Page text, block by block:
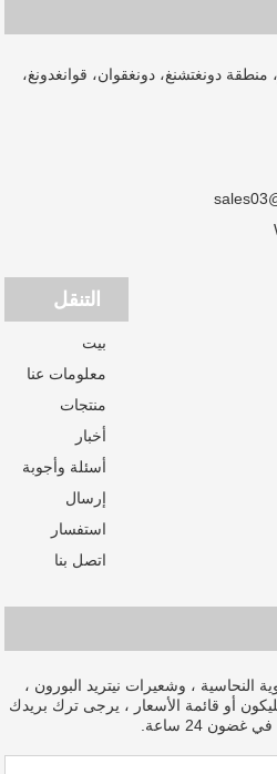
دونغتشنغ، دونغقوان، قوانغدونغ،
التنقل
بيت
معلومات عنا
منتجات
أخبار
أسئلة وأجوبة
إرسال
استفسار
اتصل بنا
النحاسية ، وشعيرات نيتريد البورون ،
أو قائمة الأسعار ، يرجى ترك بريدك
24 ساعة.